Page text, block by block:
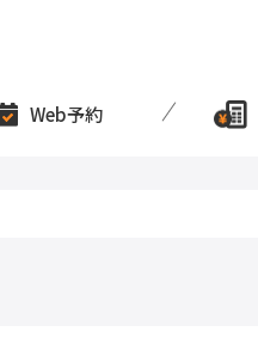
Web予約